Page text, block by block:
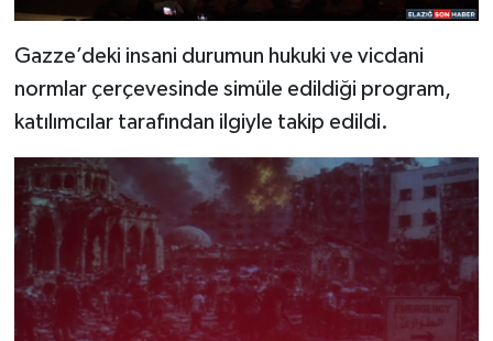
Gazze’deki insani durumun hukuki ve vicdani
normlar çerçevesinde simüle edildiği program,
katılımcılar tarafından ilgiyle takip edildi.